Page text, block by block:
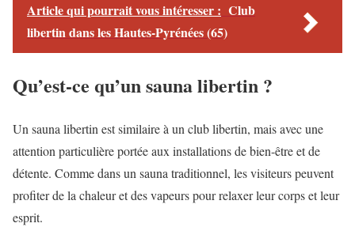
Article qui pourrait vous intéresser : Club
libertin dans les Hautes-Pyrénées (65)
Qu’est-ce qu’un sauna libertin ?
Un sauna libertin est similaire à un club libertin, mais avec une
attention particulière portée aux installations de bien-être et de
détente. Comme dans un sauna traditionnel, les visiteurs peuvent
profiter de la chaleur et des vapeurs pour relaxer leur corps et leur
esprit.